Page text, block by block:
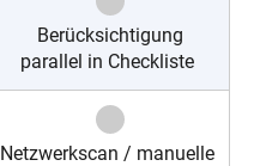
Berücksichtigung
parallel in Checkliste
Netzwerkscan / manuelle